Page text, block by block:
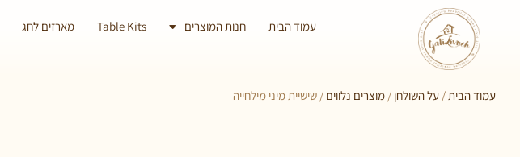
עמוד הבית חנות המוצרים Table Kits מארזים לחג
עמוד הבית/ על השולחן / מוצרים נלווים / שישיית מיני מילחייה